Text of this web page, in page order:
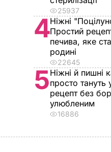
25937
4Ніжні
Простий
печива, яке
родині
22645
5Ніжні й пишні
просто тануть
рецепт без
улюбленим
16886